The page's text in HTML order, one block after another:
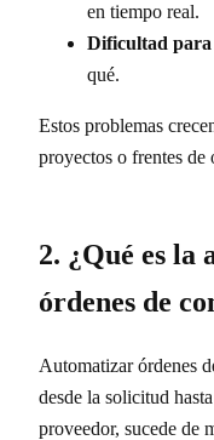
en tiempo real.
Dificultad
qué.
Estos problemas
proyectos o frentes de
2. ¿Qué es la
órdenes de
Automatizar órdenes
desde la solicitud
proveedor, sucede de